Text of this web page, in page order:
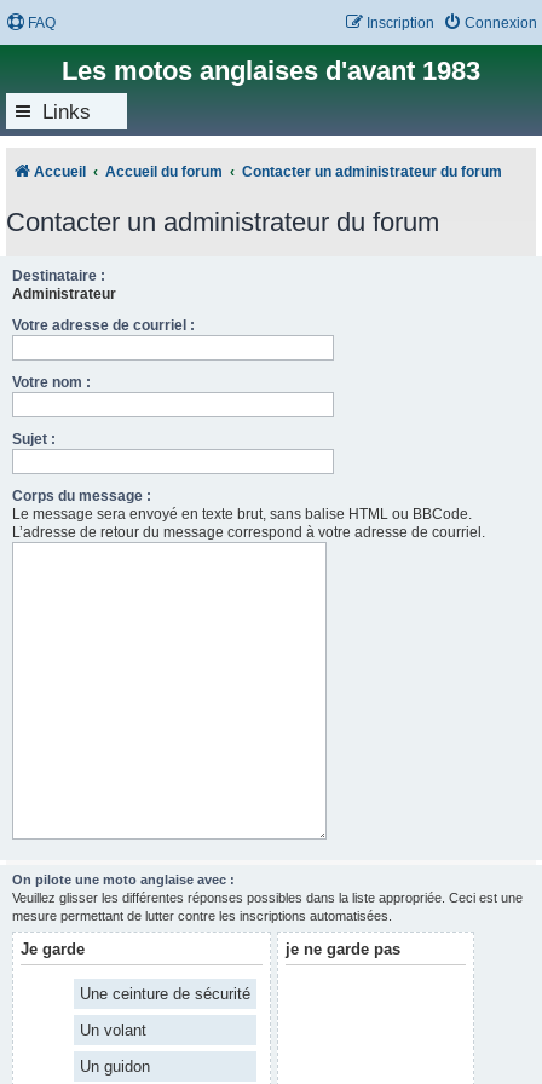
FAQ Connexion
Inscription
Les motos anglaises d'avant 1983
Links
Accueil Accueil du forum Contacter un administrateur du forum
Contacter un administrateur du forum
Destinataire :
Administrateur
Votre adresse de courriel :
Votre nom :
Sujet :
Corps du message :
Le message sera envoyé en texte brut, sans balise HTML ou BBCode.
L’adresse de retour du message correspond à votre adresse de courriel.
On pilote une moto anglaise avec :
Veuillez glisser les différentes réponses possibles dans la liste appropriée. Ceci est une
mesure permettant de lutter contre les inscriptions automatisées.
Je garde
Une ceinture de sécurité
Un volant
Un guidon
je ne garde pas